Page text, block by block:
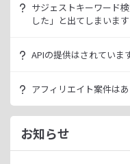
ただ、有料プランを利
上させることができま
ラッコID（メールアド
ことで制限が緩和され
ご登録済みで制限に到
サジェストキーワード
した」と出てしまいます
ッコキーワードでも出力
サジェスト情報を出さな
今後はサジェスト以外
て提供してまいりますの
ございます。
APIの提供はされていま
詳細は ラッコキーワー
い。
アフィリエイト案件は
ラッコIDアフィリエイ
ィリエイト案件をお取り
無料のユーザー登録、
お知らせ